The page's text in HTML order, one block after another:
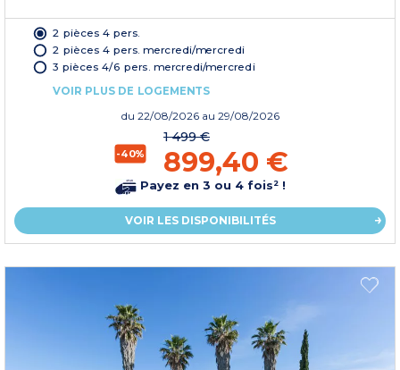
2 pièces 4 pers.
2 pièces 4 pers. mercredi/mercredi
3 pièces 4/6 pers. mercredi/mercredi
VOIR PLUS DE LOGEMENTS
du 22/08/2026 au 29/08/2026
-40%
1 499 €
899,40 €
Payez en 3 ou 4 fois² !
VOIR LES DISPONIBILITÉS